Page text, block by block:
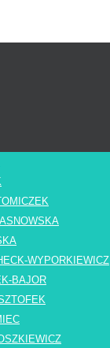
WYPORKIEWICZ
BAJOR